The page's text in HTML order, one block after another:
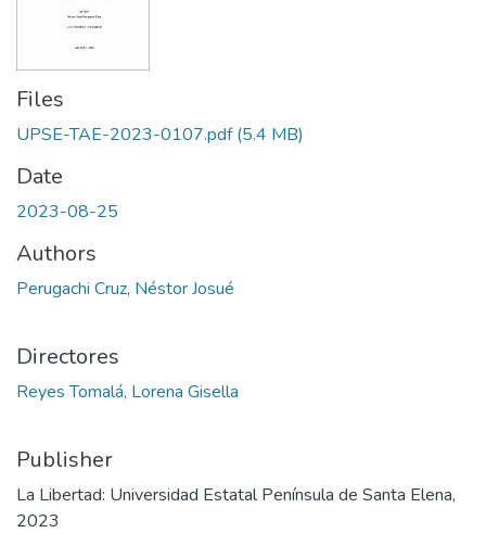
Files
UPSE-TAE-2023-0107.pdf(5.4 MB)
Date
2023-08-25
Authors
Perugachi Cruz, Néstor Josué
Directores
Reyes Tomalá, Lorena Gisella
Publisher
La Libertad: Universidad Estatal Península de Santa Elena,
2023